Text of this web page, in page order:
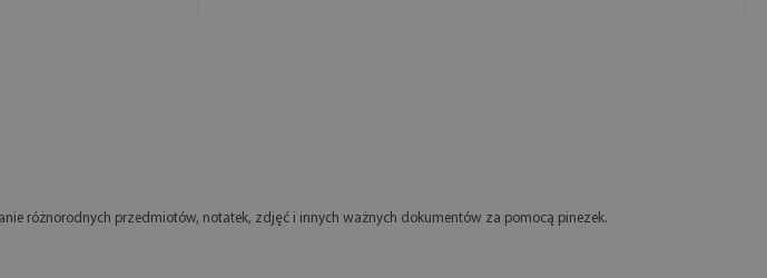
różnorodnych przedmiotów, notatek, zdjęć i innych ważnych dokumentów za pomocą pinezek.